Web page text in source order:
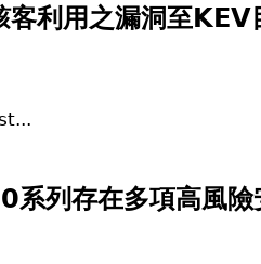
客利用之漏洞至KEV
系列存在多項高